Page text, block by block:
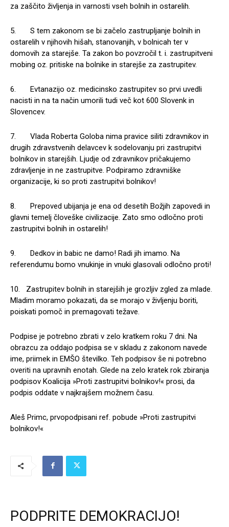
za zaščito življenja in varnosti vseh bolnih in ostarelih.
5. S tem zakonom se bi začelo zastrupljanje bolnih in
ostarelih v njihovih hišah, stanovanjih, v bolnicah ter v
domovih za starejše. Ta zakon bo povzročil t. i. zastrupitveni
mobing oz. pritiske na bolnike in starejše za zastrupitev.
6. Evtanazijo oz. medicinsko zastrupitev so prvi uvedli
nacisti in na ta način umorili tudi več kot 600 Slovenk in
Slovencev.
7. Vlada Roberta Goloba nima pravice siliti zdravnikov in
drugih zdravstvenih delavcev k sodelovanju pri zastrupitvi
bolnikov in starejših. Ljudje od zdravnikov pričakujemo
zdravljenje in ne zastrupitve. Podpiramo zdravniške
organizacije, ki so proti zastrupitvi bolnikov!
8. Prepoved ubijanja je ena od desetih Božjih zapovedi in
glavni temelj človeške civilizacije. Zato smo odločno proti
zastrupitvi bolnih in ostarelih!
9. Dedkov in babic ne damo! Radi jih imamo. Na
referendumu bomo vnukinje in vnuki glasovali odločno proti!
10. Zastrupitev bolnih in starejših je grozljiv zgled za mlade.
Mladim moramo pokazati, da se morajo v življenju boriti,
poiskati pomoč in premagovati težave.
Podpise je potrebno zbrati v zelo kratkem roku 7 dni. Na
obrazcu za oddajo podpisa se v skladu z zakonom navede
ime, priimek in EMŠO številko. Teh podpisov še ni potrebno
overiti na upravnih enotah. Glede na zelo kratek rok zbiranja
podpisov Koalicija »Proti zastrupitvi bolnikov!« prosi, da
podpis oddate v najkrajšem možnem času.
Aleš Primc, prvopodpisani ref. pobude »Proti zastrupitvi
bolnikov!«
PODPRITE DEMOKRACIJO!